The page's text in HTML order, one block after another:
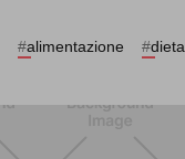
#alimentazione #dieta